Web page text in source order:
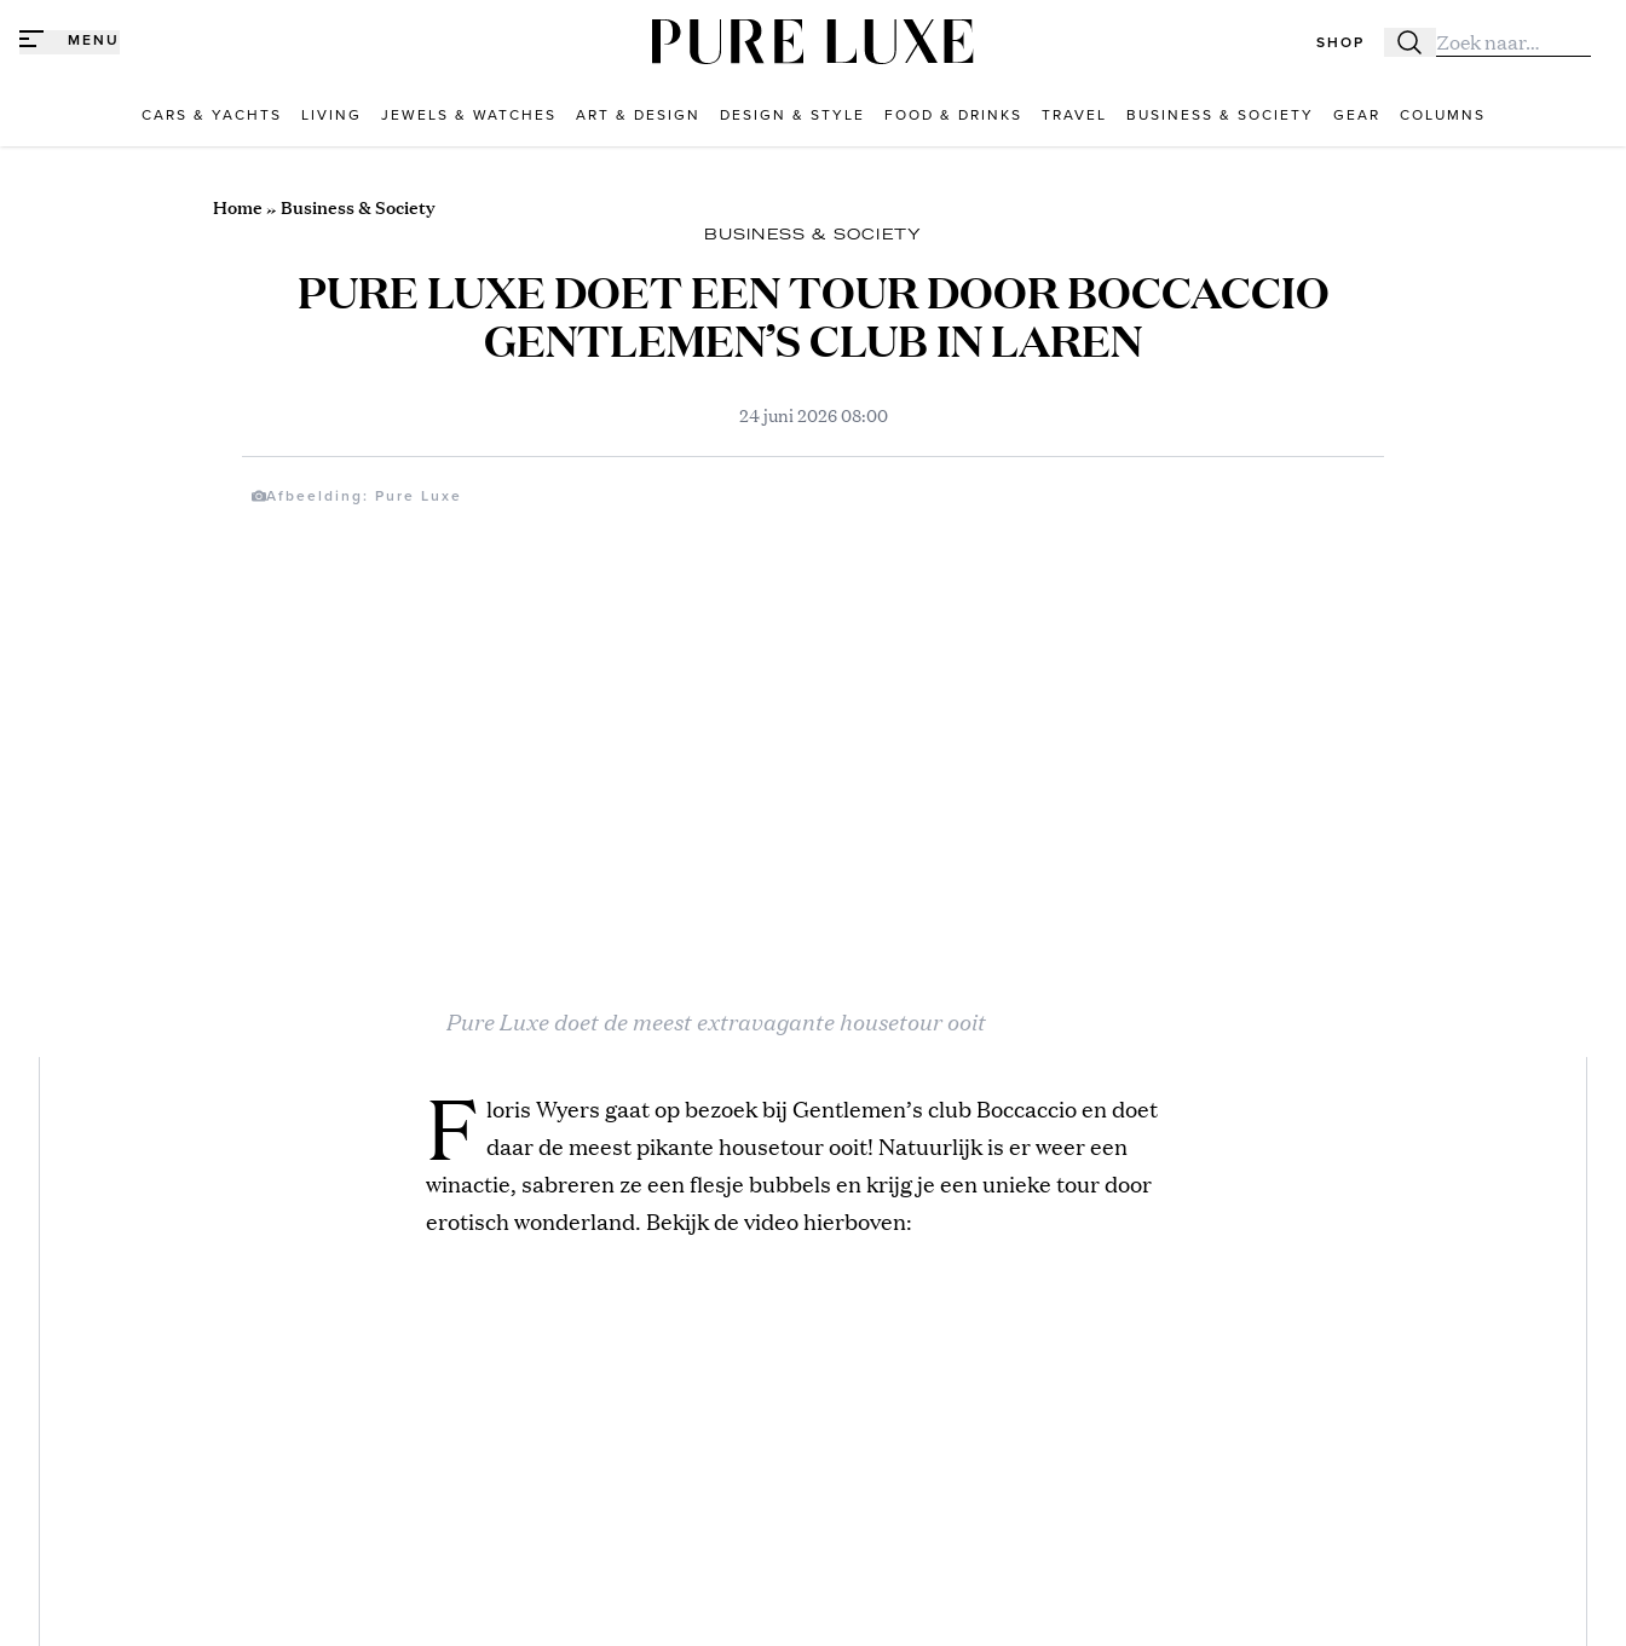
MENU SHOP Zoeken
Zoek naar:
CARS & YACHTS LIVING JEWELS & WATCHES ART & DESIGN DESIGN & STYLE FOOD & DRINKS TRAVEL BUSINESS & SOCIETY GEAR COLUMNS
Home » Business & Society
Afbeelding: Pure Luxe
BUSINESS & SOCIETY
PURE LUXE DOET EEN TOUR DOOR BOCCACCIO
GENTLEMEN’S CLUB IN LAREN
24 juni 2026 08:00
Pure Luxe doet de meest extravagante housetour ooit
F loris Wyers gaat op bezoek bij Gentlemen’s club Boccaccio en doet
daar de meest pikante housetour ooit! Natuurlijk is er weer een
winactie, sabreren ze een flesje bubbels en krijg je een unieke tour door
erotisch wonderland. Bekijk de video hierboven: